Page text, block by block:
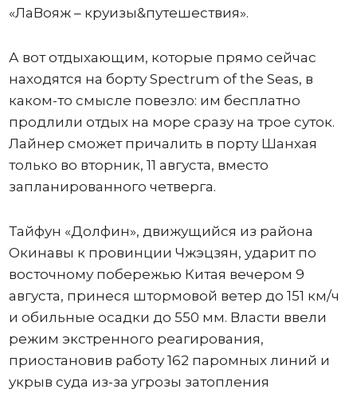
«ЛаВояж – круизы&путешествия».
А вот отдыхающим, которые прямо сейчас
находятся на борту Spectrum of the Seas, в
каком-то смысле повезло: им бесплатно
продлили отдых на море сразу на трое суток.
Лайнер сможет причалить в порту Шанхая
только во вторник, 11 августа, вместо
запланированного четверга.
Тайфун «Долфин», движущийся из района
Окинавы к провинции Чжэцзян, ударит по
восточному побережью Китая вечером 9
августа, принеся штормовой ветер до 151 км/ч
и обильные осадки до 550 мм. Власти ввели
режим экстренного реагирования,
приостановив работу 162 паромных линий и
укрыв суда из-за угрозы затопления